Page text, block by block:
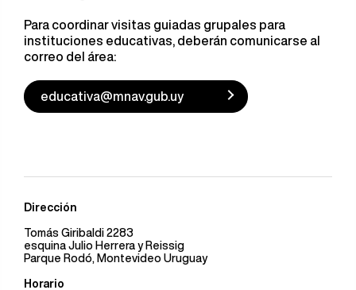
Para coordinar visitas guiadas grupales para
instituciones educativas, deberán comunicarse al
correo del área:
educativa@mnav.gub.uy
Dirección
Tomás Giribaldi 2283
esquina Julio Herrera y Reissig
Parque Rodó, Montevideo Uruguay
Horario